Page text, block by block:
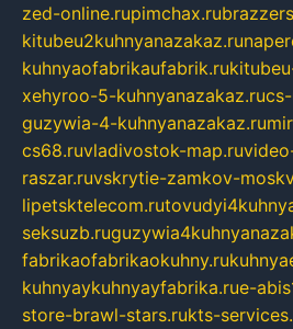
zed-online.rupimchax.ru
kitubeu2kuhnyanazakaz.ru
kuhnyaofabrikaufabrik.ru
xehyroo-5-kuhnyanazakaz.ru
guzywia-4-kuhnyanazakaz.ru
cs68.ruvladivostok-map.ru
raszar.ruvskrytie-zamkov-
lipetsktelecom.ru
seksuzb.ru
fabrikaofabrikaokuhny.ru
kuhnyaykuhnyayfabrika.rue-
store-brawl-stars.rukts-